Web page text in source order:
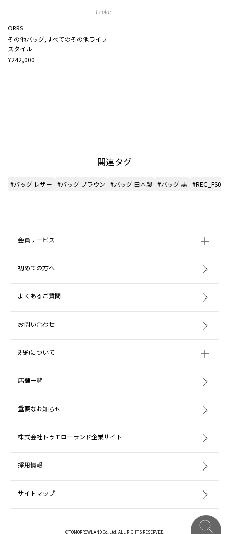
1 color
ORRS
その他バッグ,すべてのその他ライフ
スタイル
¥242,000
関連タグ
#バッグ レザー #バッグ ブラウン #バッグ 日本製 #バッグ 黒 #REC_FS08
会員サービス
初めての方へ
よくあるご質問
お問い合わせ
規約について
店舗一覧
重要なお知らせ
株式会社トゥモローランド企業サイト
採用情報
サイトマップ
©TOMORROWLAND Co.,Ltd. ALL RIGHTS RESERVED.